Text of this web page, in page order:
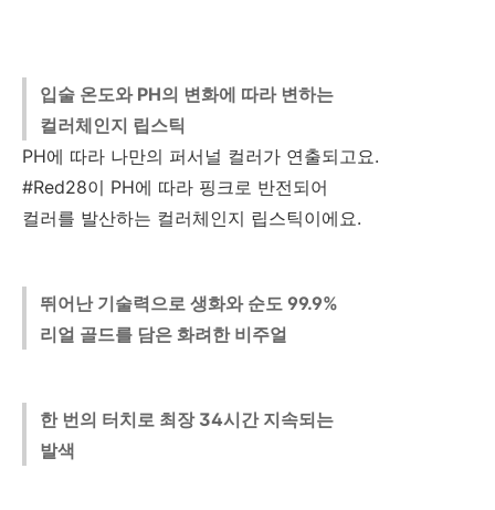
입술 온도와 PH의 변화에 따라 변하는
컬러체인지 립스틱
PH에 따라 나만의 퍼서널 컬러가 연출되고요.
#Red28이 PH에 따라 핑크로 반전되어
컬러를 발산하는 컬러체인지 립스틱이에요.
뛰어난 기술력으로 생화와 순도 99.9%
리얼 골드를 담은 화려한 비주얼
한 번의 터치로 최장 34시간 지속되는
발색